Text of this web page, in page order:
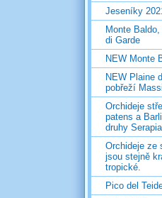
Jeseníky
Monte
di Garde
NEW Monte
NEW Plaine
pobřeží
Orchideje
patens a
druhy
Orchideje ze
jsou stejně
tropické.
Pico del